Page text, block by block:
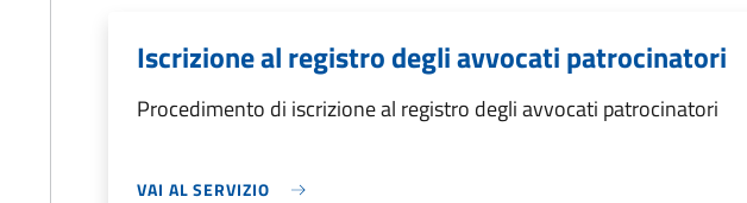
Iscrizione al registro degli avvocati patrocinatori
Procedimento di iscrizione al registro degli avvocati patrocinatori
VAI AL SERVIZIO